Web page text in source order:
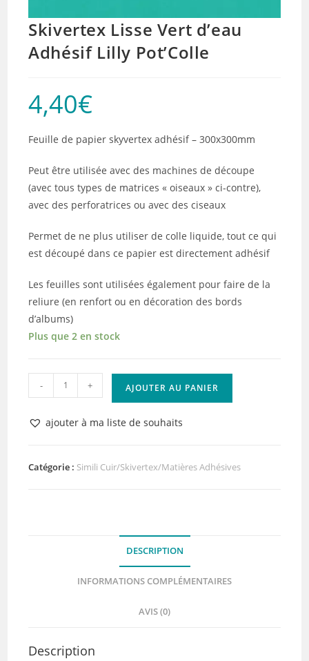
Skivertex Lisse Vert d’eau
Adhésif Lilly Pot’Colle
4,40€
Feuille de papier skyvertex adhésif – 300x300mm
Peut être utilisée avec des machines de découpe
(avec tous types de matrices « oiseaux » ci-contre),
avec des perforatrices ou avec des ciseaux
Permet de ne plus utiliser de colle liquide, tout ce qui
est découpé dans ce papier est directement adhésif
Les feuilles sont utilisées également pour faire de la
reliure (en renfort ou en décoration des bords
d’albums)
Plus que 2 en stock
quantité
de
Skivertex
Lisse
d'eau
- + AJOUTER AU PANIER
ajouter à ma liste de souhaits
Catégorie : Simili Cuir/Skivertex/Matières Adhésives
DESCRIPTION
INFORMATIONS COMPLÉMENTAIRES
AVIS (0)
Description